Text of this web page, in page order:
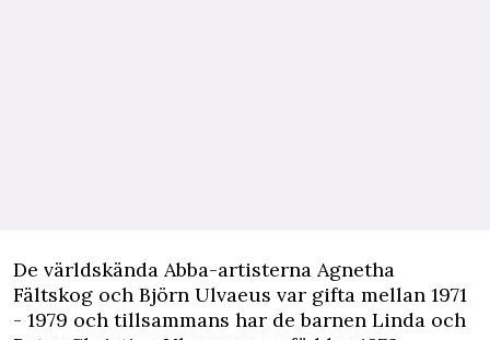
De världskända Abba-artisterna Agnetha
Fältskog och Björn Ulvaeus var gifta mellan 1971
- 1979 och tillsammans har de barnen Linda och